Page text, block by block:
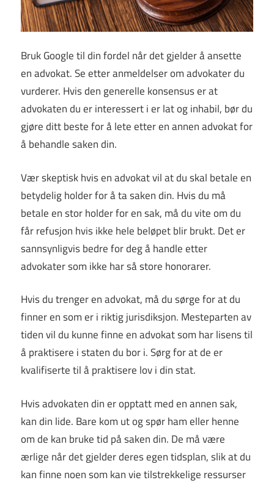
Bruk Google til din fordel når det gjelder å ansette
en advokat. Se etter anmeldelser om advokater du
vurderer. Hvis den generelle konsensus er at
advokaten du er interessert i er lat og inhabil, bør du
gjøre ditt beste for å lete etter en annen advokat for
å behandle saken din.
Vær skeptisk hvis en advokat vil at du skal betale en
betydelig holder for å ta saken din. Hvis du må
betale en stor holder for en sak, må du vite om du
får refusjon hvis ikke hele beløpet blir brukt. Det er
sannsynligvis bedre for deg å handle etter
advokater som ikke har så store honorarer.
Hvis du trenger en advokat, må du sørge for at du
finner en som er i riktig jurisdiksjon. Mesteparten av
tiden vil du kunne finne en advokat som har lisens til
å praktisere i staten du bor i. Sørg for at de er
kvalifiserte til å praktisere lov i din stat.
Hvis advokaten din er opptatt med en annen sak,
kan din lide. Bare kom ut og spør ham eller henne
om de kan bruke tid på saken din. De må være
ærlige når det gjelder deres egen tidsplan, slik at du
kan finne noen som kan vie tilstrekkelige ressurser